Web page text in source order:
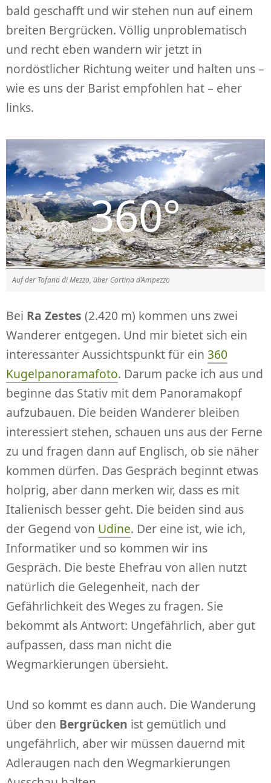
bald geschafft und wir stehen nun auf einem
breiten Bergrücken. Völlig unproblematisch
und recht eben wandern wir jetzt in
nordöstlicher Richtung weiter und halten uns –
wie es uns der Barist empfohlen hat – eher
links.
Auf der Tofana di Mezzo, über Cortina d’Ampezzo
Bei Ra Zestes (2.420 m) kommen uns zwei
Wanderer entgegen. Und mir bietet sich ein
interessanter Aussichtspunkt für ein 360
Kugelpanoramafoto. Darum packe ich aus und
beginne das Stativ mit dem Panoramakopf
aufzubauen. Die beiden Wanderer bleiben
interessiert stehen, schauen uns aus der Ferne
zu und fragen dann auf Englisch, ob sie näher
kommen dürfen. Das Gespräch beginnt etwas
holprig, aber dann merken wir, dass es mit
Italienisch besser geht. Die beiden sind aus
der Gegend von Udine. Der eine ist, wie ich,
Informatiker und so kommen wir ins
Gespräch. Die beste Ehefrau von allen nutzt
natürlich die Gelegenheit, nach der
Gefährlichkeit des Weges zu fragen. Sie
bekommt als Antwort: Ungefährlich, aber gut
aufpassen, dass man nicht die
Wegmarkierungen übersieht.
Und so kommt es dann auch. Die Wanderung
über den Bergrücken ist gemütlich und
ungefährlich, aber wir müssen dauernd mit
Adleraugen nach den Wegmarkierungen